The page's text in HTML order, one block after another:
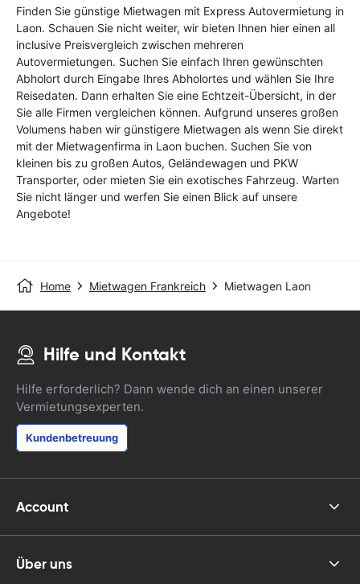
Finden Sie günstige Mietwagen mit Express Autovermietung in
Laon. Schauen Sie nicht weiter, wir bieten Ihnen hier einen all
inclusive Preisvergleich zwischen mehreren
Autovermietungen. Suchen Sie einfach Ihren gewünschten
Abholort durch Eingabe Ihres Abholortes und wählen Sie Ihre
Reisedaten. Dann erhalten Sie eine Echtzeit-Übersicht, in der
Sie alle Firmen vergleichen können. Aufgrund unseres großen
Volumens haben wir günstigere Mietwagen als wenn Sie direkt
mit der Mietwagenfirma in Laon buchen. Suchen Sie von
kleinen bis zu großen Autos, Geländewagen und PKW
Transporter, oder mieten Sie ein exotisches Fahrzeug. Warten
Sie nicht länger und werfen Sie einen Blick auf unsere
Angebote!
Home Mietwagen Frankreich Mietwagen Laon
Hilfe und Kontakt
Hilfe erforderlich? Dann wende dich an einen unserer
Vermietungsexperten.
Kundenbetreuung
Account
Über uns